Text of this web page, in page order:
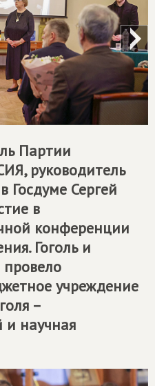
Партии
, руководитель
Госдуме Сергей
в
конференции
Гоголь и
провело
учреждение
–
научная